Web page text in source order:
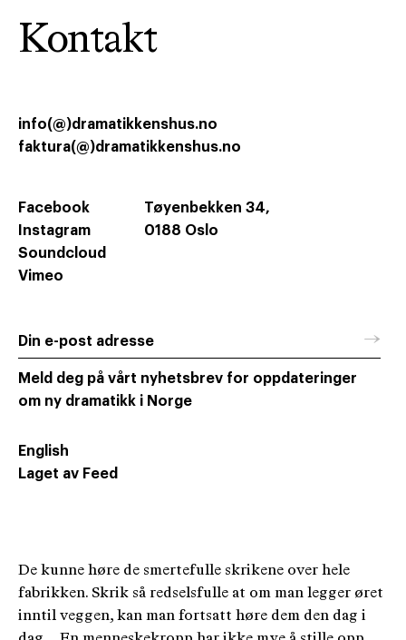
De kunne høre de smertefulle skrikene over hele
fabrikken. Skrik så redselsfulle at om man legger øret
inntil veggen, kan man fortsatt høre dem den dag i
Kontakt
Tøyenbekken 34,
0188 Oslo
info(@)dramatikkenshus.no
faktura(@)dramatikkenshus.no
Facebook
Instagram
Soundcloud
Vimeo
Din e-post adresse →
Meld deg på vårt nyhetsbrev for oppdateringer
om ny dramatikk i Norge
English
Laget av Feed